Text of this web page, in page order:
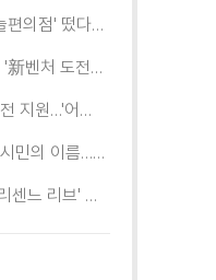
광교 산책길에 '하늘편의점' 떴다… 드론배송 시연
김밥대장 정다현의 '新벤처 도전이야기'
고령운전자 안전운전 지원…'어르신 운전중' 표지 무료 배부
60년 만에 되찾은 시민의 이름…베테랑 공무원이 만든 따뜻한 기적
수원 출신 아이돌 '리센느 리브' 추천! 직접 따라가 본 수원 필수 코스